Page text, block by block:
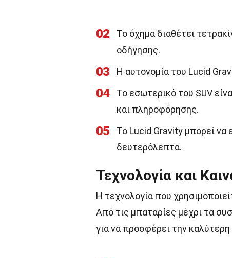
02
Το όχημα διαθέτει
οδήγησης.
03 Η αυτονομία του Lucid
04
Το εσωτερικό του SUV
και πληροφόρησης.
05
Το Lucid Gravity μπορεί να
δευτερόλεπτα.
Τεχνολογία και
Η τεχνολογία που
Από τις μπαταρίες μέχρι τα
για να προσφέρει την